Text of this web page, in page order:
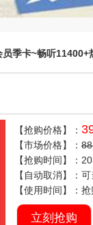
季卡~畅听
【抢购价格】：
【市场价格】：
【抢购时间】：
【自动取消】：
【使用时间】：
立刻抢购